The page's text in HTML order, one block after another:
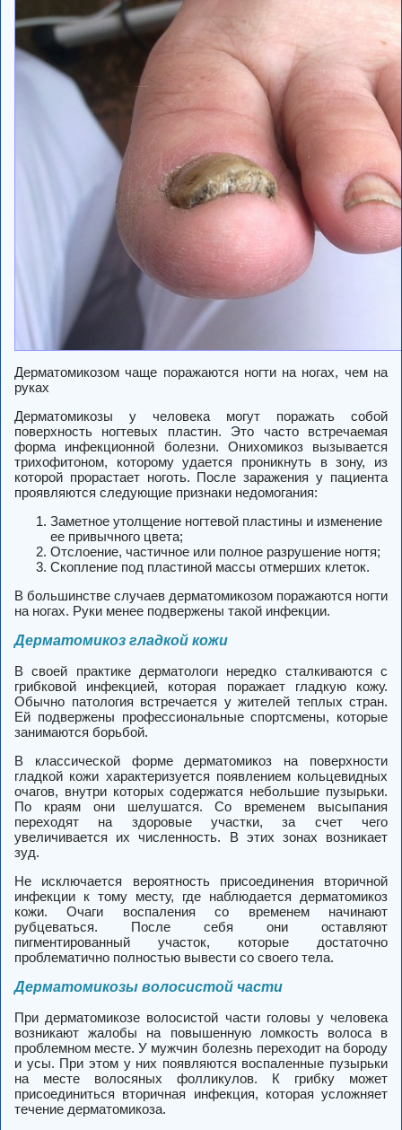
Дерматомикозом чаще поражаются ногти на ногах, чем на
руках
Дерматомикозы у человека могут поражать собой
поверхность ногтевых пластин. Это часто встречаемая
форма инфекционной болезни. Онихомикоз вызывается
трихофитоном, которому удается проникнуть в зону, из
которой прорастает ноготь. После заражения у пациента
проявляются следующие признаки недомогания:
Заметное утолщение ногтевой пластины и изменение
ее привычного цвета;
Отслоение, частичное или полное разрушение ногтя;
Скопление под пластиной массы отмерших клеток.
В большинстве случаев дерматомикозом поражаются ногти
на ногах. Руки менее подвержены такой инфекции.
Дерматомикоз гладкой кожи
В своей практике дерматологи нередко сталкиваются с
грибковой инфекцией, которая поражает гладкую кожу.
Обычно патология встречается у жителей теплых стран.
Ей подвержены профессиональные спортсмены, которые
занимаются борьбой.
В классической форме дерматомикоз на поверхности
гладкой кожи характеризуется появлением кольцевидных
очагов, внутри которых содержатся небольшие пузырьки.
По краям они шелушатся. Со временем высыпания
переходят на здоровые участки, за счет чего
увеличивается их численность. В этих зонах возникает
зуд.
Не исключается вероятность присоединения вторичной
инфекции к тому месту, где наблюдается дерматомикоз
кожи. Очаги воспаления со временем начинают
рубцеваться. После себя они оставляют
пигментированный участок, которые достаточно
проблематично полностью вывести со своего тела.
Дерматомикозы волосистой части
При дерматомикозе волосистой части головы у человека
возникают жалобы на повышенную ломкость волоса в
проблемном месте. У мужчин болезнь переходит на бороду
и усы. При этом у них появляются воспаленные пузырьки
на месте волосяных фолликулов. К грибку может
присоединиться вторичная инфекция, которая усложняет
течение дерматомикоза.